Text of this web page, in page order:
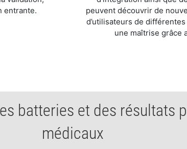
entrante.
peuvent découvrir de
d’utilisateurs de
une maîtrise grâce
batteries et des résultats
médicaux